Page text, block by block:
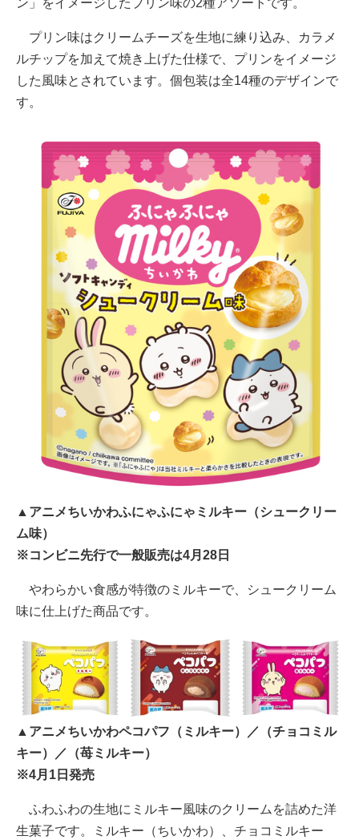
ン」をイメージしたプリン味の2種アソートです。
プリン味はクリームチーズを生地に練り込み、カラメ
ルチップを加えて焼き上げた仕様で、プリンをイメージ
した風味とされています。個包装は全14種のデザインで
す。
▲アニメちいかわふにゃふにゃミルキー（シュークリー
ム味）
※コンビニ先行で一般販売は4月28日
やわらかい食感が特徴のミルキーで、シュークリーム
味に仕上げた商品です。
▲アニメちいかわペコパフ（ミルキー）／（チョコミル
キー）／（苺ミルキー）
※4月1日発売
ふわふわの生地にミルキー風味のクリームを詰めた洋
生菓子です。ミルキー（ちいかわ）、チョコミルキー